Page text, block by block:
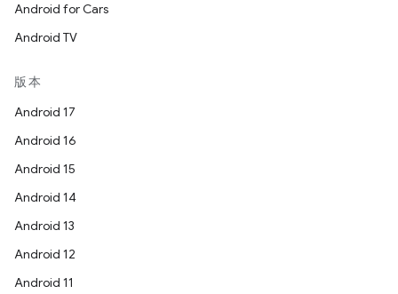
Android for Cars
Android TV
版本
Android 17
Android 16
Android 15
Android 14
Android 13
Android 12
Android 11